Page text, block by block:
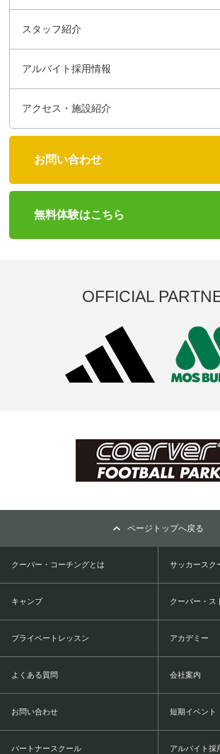
スタッフ紹介
アルバイト採用情報
アクセス・施設紹介
お問い合わせ
無料体験はこちら
OFFICIAL
ページトップへ戻る
クーバー・コーチングとは サッカースク
キャンプ クーバー・ス
プライベートレッスン アカデミー
よくある質問 会社案内
お問い合わせ 短期イベント
パートナースクール アルバイト採